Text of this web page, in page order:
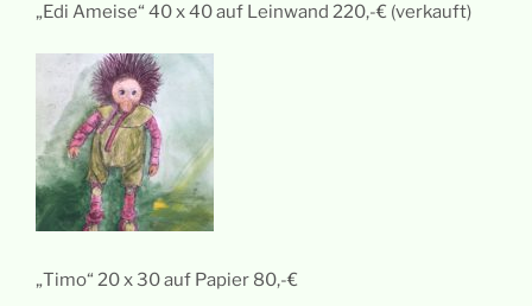
„Edi Ameise“ 40 x 40 auf Leinwand 220,-€ (verkauft)
„Timo“ 20 x 30 auf Papier 80,-€